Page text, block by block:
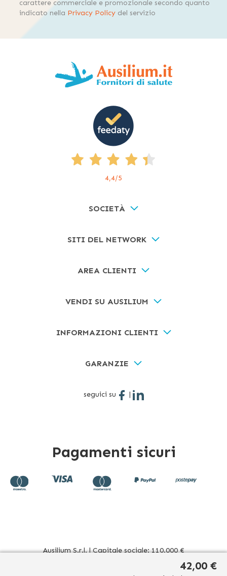
42,00 €
carattere commerciale e promozionale secondo quanto
indicato nella Privacy Policy del servizio
4,4/5
SOCIETÀ
SITI DEL NETWORK
AREA CLIENTI
VENDI SU AUSILIUM
INFORMAZIONI CLIENTI
GARANZIE
seguici su |
Pagamenti sicuri
Ausilium S.r.l. | Capitale sociale: 110.000 €
Sede operativa: Corso Novara 39 - 10078 Venaria Reale (TO)
Italia | Sede legale: Via Beato Sebastiano Valfrè, 16 - 10121